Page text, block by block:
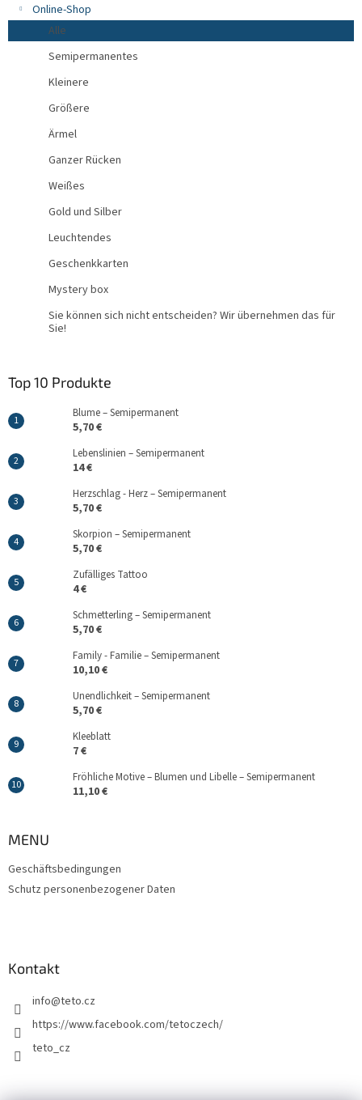
Online-Shop
Alle
Semipermanentes
Kleinere
Größere
Ärmel
Ganzer Rücken
Weißes
Gold und Silber
Leuchtendes
Geschenkkarten
Mystery box
Sie können sich nicht entscheiden? Wir übernehmen das für
Sie!
Top 10 Produkte
Blume – Semipermanent
5,70 €
Lebenslinien – Semipermanent
14 €
Herzschlag - Herz – Semipermanent
5,70 €
Skorpion – Semipermanent
5,70 €
Zufälliges Tattoo
4 €
Schmetterling – Semipermanent
5,70 €
Family - Familie – Semipermanent
10,10 €
Unendlichkeit – Semipermanent
5,70 €
Kleeblatt
7 €
Fröhliche Motive – Blumen und Libelle – Semipermanent
11,10 €
MENU
Geschäftsbedingungen
Schutz personenbezogener Daten
Kontakt
info@teto.cz
https://www.facebook.com/tetoczech/
teto_cz